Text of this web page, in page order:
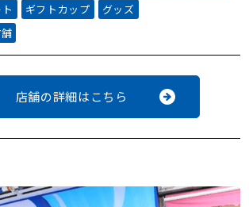
ギフトカップ
グッズ
店舗の詳細はこちら